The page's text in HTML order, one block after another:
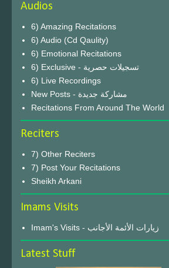
Audios
6) Amazing Recitations
6) Audio (Cd Qaulity)
6) Emotional Recitations
6) Exclusive - تسجيلات حصرية
6) Live Recordings
New Posts - مشاركة جديدة
Recitations From Around The World
Reciters
7) Other Reciters
7) Post Your Recitations
Sheikh Arkani
Imams Visits
Imam's Visits - زيارات الأئمة الأجانب
Latest Stuff